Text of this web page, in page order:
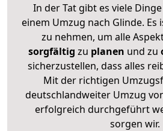
In der Tat gibt es viele
einem Umzug nach Glinde. Es
zu nehmen, um alle
sorgfältig zu planen und zu
sicherzustellen, dass alles
Mit der richtigen
deutschlandweiter Umzug
erfolgreich durchgeführt
sorgen wir.